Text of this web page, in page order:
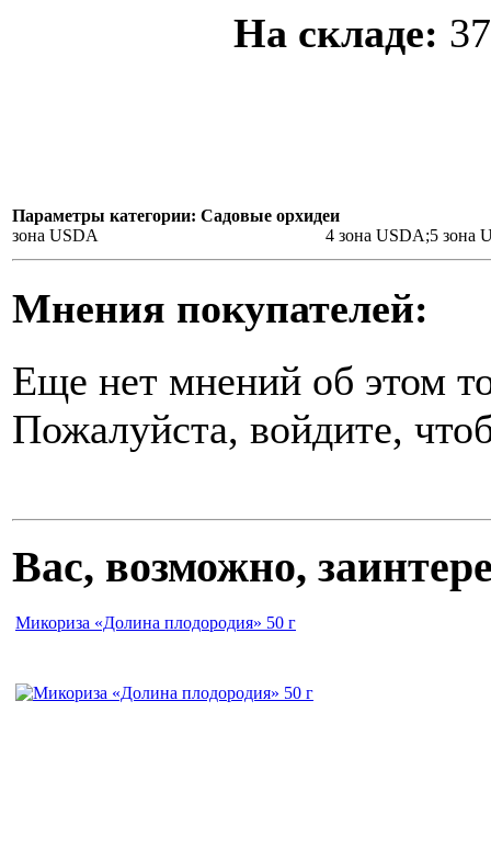
На складе: 37
Параметры категории: Садовые орхидеи
зона USDA
4 зона USDA;5 зона
Мнения покупателей:
Еще нет мнений об этом
Пожалуйста, войдите,
Вас, возможно,
Микориза «Долина плодородия» 50 г